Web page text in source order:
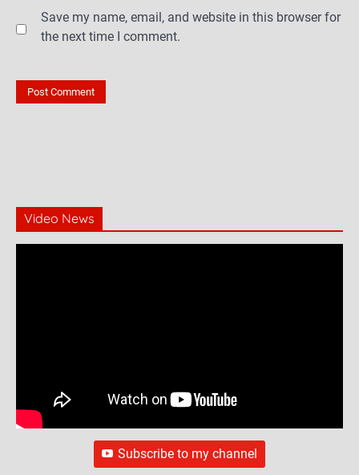
Save my name, email, and website in this browser for
the next time I comment.
Video News
Subscribe to my channel